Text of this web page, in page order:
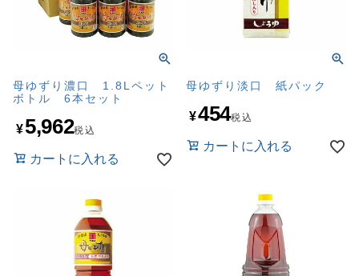
母ゆずり濃口 1.8Lペット
ボトル 6本セット
¥5,962税込
カートに入れる
母ゆずり淡口 紙パック
¥454税込
カートに入れる